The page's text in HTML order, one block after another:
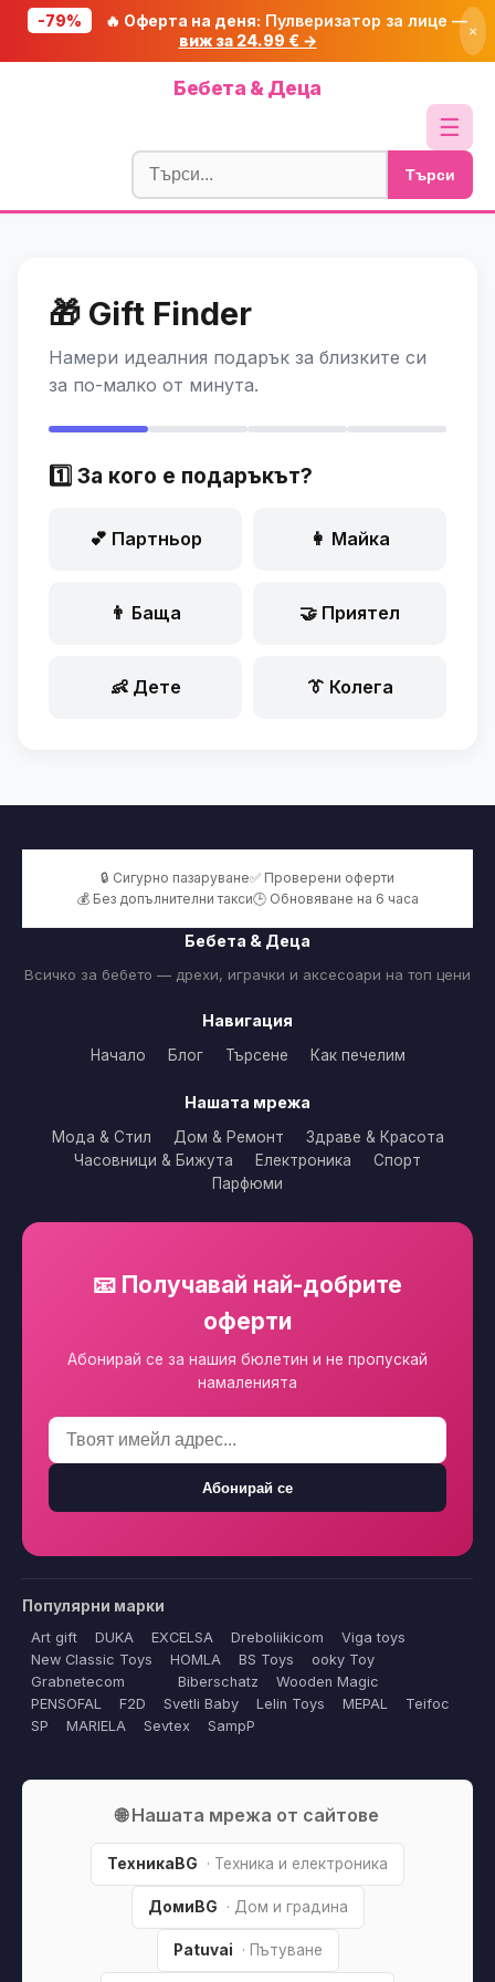
-79% 🔥 Оферта на деня: Пулверизатор за лице —
виж за 24.99 € →
×
Бебета & Деца
☰
Блог
🧮 Калкулатори
🎟️ Купони
Търси
🎁 Gift Finder
Намери идеалния подарък за близките си
за по-малко от минута.
1️⃣ За кого е подаръкът?
💕 Партньор 👩 Майка
👨 Баща 🤝 Приятел
👶 Дете 👔 Колега
🔒 Сигурно пазаруване✅ Проверени оферти
💰 Без допълнителни такси🕒 Обновяване на 6 часа
Бебета & Деца
Всичко за бебето — дрехи, играчки и аксесоари на топ цени
Навигация
Начало Блог Търсене Как печелим
Нашата мрежа
Мода & Стил Дом & Ремонт
Здраве & Красота
Часовници & Бижута
Електроника
Спорт
Парфюми
📧 Получавай най-добрите
оферти
Абонирай се за нашия бюлетин и не пропускай
намаленията
Абонирай се
Популярни марки
Art gift DUKA EXCELSA Dreboliikicom
Viga toys
New Classic Toys
HOMLA BS Toys
ooky Toy
Grabnetecom
Biberschatz
Wooden Magic
PENSOFAL
F2D Svetli Baby Lelin Toys MEPAL
Teifoc
SP
MARIELA Sevtex SampP
🌐 Нашата мрежа от сайтове
ТехникаBG · Техника и електроника
ДомиBG · Дом и градина
Patuvai · Пътуване